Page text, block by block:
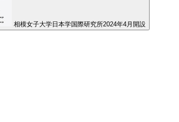
相模女子大学日本学国際研究所2024年4月開設